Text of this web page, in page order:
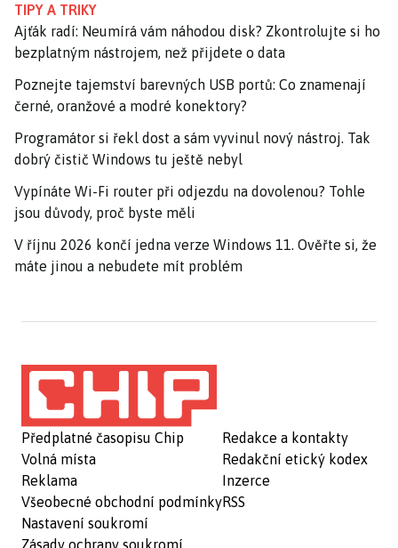
TIPY A TRIKY
Ajťák radí: Neumírá vám náhodou disk? Zkontrolujte si ho
bezplatným nástrojem, než přijdete o data
Poznejte tajemství barevných USB portů: Co znamenají
černé, oranžové a modré konektory?
Programátor si řekl dost a sám vyvinul nový nástroj. Tak
dobrý čistič Windows tu ještě nebyl
Vypínáte Wi-Fi router při odjezdu na dovolenou? Tohle
jsou důvody, proč byste měli
V říjnu 2026 končí jedna verze Windows 11. Ověřte si, že
máte jinou a nebudete mít problém
Předplatné časopisu Chip
Volná místa
Reklama
Všeobecné obchodní podmínky
Nastavení soukromí
Zásady ochrany soukromí
Redakce a kontakty
Redakční etický kodex
Inzerce
RSS